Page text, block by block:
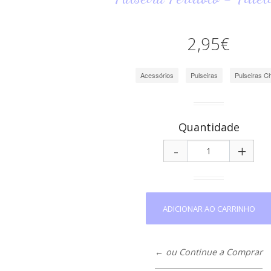
2,95€
Acessórios Pulseiras Pulseiras
Quantidade
+
-
← ou Continue a Comprar